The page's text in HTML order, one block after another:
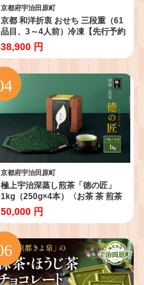
京都府宇治田原町
京都 和洋折衷 おせち 三段重（61
品目、3～4人前）冷凍【先行予約
／毎年・早期受付終了品】12月29
日か30日配送（日時指定不可）
〈ころ柿羊羹・玉露ちりめん入
り、おせち、おせち料理、冷凍お
せち〉
38,900 円
京都府宇治田原町
極上宇治深蒸し煎茶「徳の匠」
1kg（250g×4本）〈お茶 茶 煎茶
緑茶 極上 高級 深むし 深蒸し茶 茶
葉 宇治 宇治茶 日本茶 飲料 加工食
品〉
50,000 円